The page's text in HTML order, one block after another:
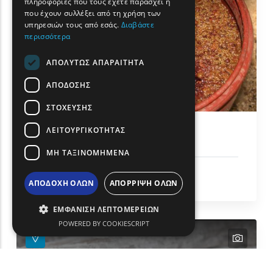
Τσίπουρο Ιάσμου
Γαστρονομία & Τοπικά Προϊόντα
Ίασμος
TURKISH
που έχουν συλλέξει από τη χρήση των
υπηρεσιών τους από εσάς. Διαβάστε
περισσότερα
ΑΠΟΛΎΤΩΣ ΑΠΑΡΑΊΤΗΤΑ
ΑΠΌΔΟΣΗΣ
ΣΤΌΧΕΥΣΗΣ
ΛΕΙΤΟΥΡΓΙΚΌΤΗΤΑΣ
ΜΗ ΤΑΞΙΝΟΜΗΜΈΝΑ
ΑΠΟΔΟΧΉ ΌΛΩΝ ΑΠΌΡΡΙΨΗ ΌΛΩΝ
ΕΜΦΆΝΙΣΗ ΛΕΠΤΟΜΕΡΕΙΏΝ
POWERED BY COOKIESCRIPT